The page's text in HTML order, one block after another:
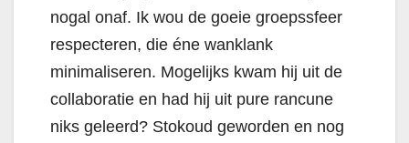
nogal onaf. Ik wou de goeie groepssfeer
respecteren, die éne wanklank
minimaliseren. Mogelijks kwam hij uit de
collaboratie en had hij uit pure rancune
niks geleerd? Stokoud geworden en nog